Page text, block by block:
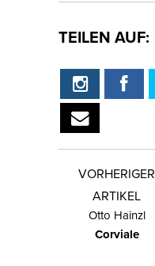
TEILEN AUF:
VORHERIGER
ARTIKEL
Otto Hainzl
Corviale